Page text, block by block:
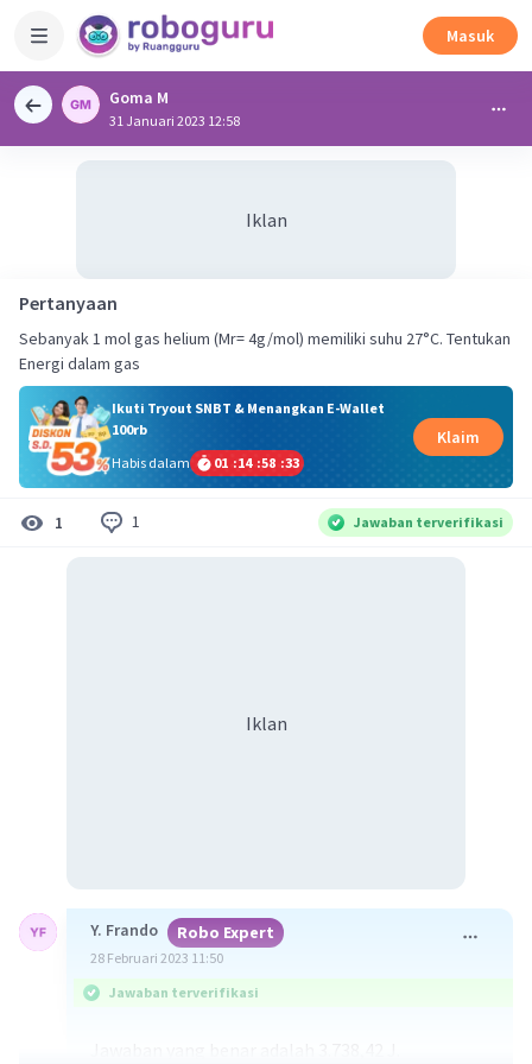
Masuk
Goma M
31 Januari 2023 12:58
Iklan
Pertanyaan
Sebanyak 1 mol gas helium (Mr= 4g/mol) memiliki suhu 27°C. Tentukan
Energi dalam gas
Ikuti Tryout SNBT & Menangkan E-Wallet
100rb
Habis dalam
01 :14 :58 :32
Klaim
1 1 Jawaban terverifikasi
Iklan
Y. Frando Robo Expert
28 Februari 2023 11:50
Jawaban terverifikasi